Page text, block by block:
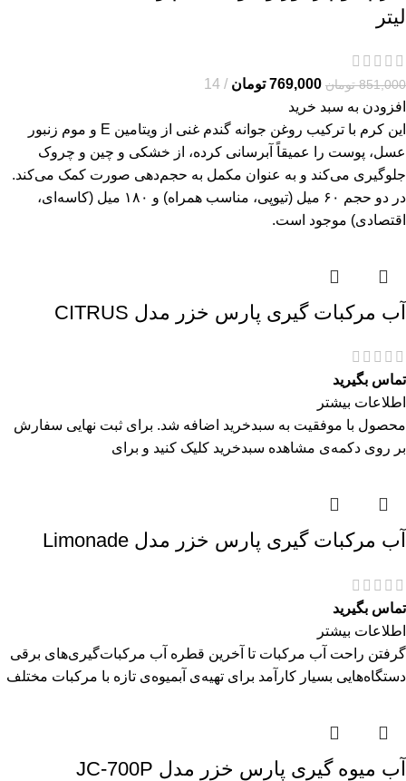
لیتر
851,000 تومان 769,000 تومان
14
افزودن به سبد خرید
این کرم با ترکیب روغن جوانه گندم غنی از ویتامین E و موم زنبور
عسل، پوست را عمیقاً آبرسانی کرده، از خشکی و چین و چروک
جلوگیری می‌کند و به عنوان مکمل به حجم‌دهی صورت کمک می‌کند.
در دو حجم ۶۰ میل (تیوپی، مناسب همراه) و ۱۸۰ میل (کاسه‌ای،
اقتصادی) موجود است.
آب مرکبات گیری پارس خزر مدل CITRUS
تماس بگیرید
اطلاعات بیشتر
محصول با موفقیت به سبدخرید اضافه شد. برای ثبت نهایی سفارش
بر روی دکمه‌ی مشاهده سبدخرید کلیک کنید و برای
آب مرکبات گیری پارس خزر مدل Limonade
تماس بگیرید
اطلاعات بیشتر
گرفتن راحت آب مرکبات تا آخرین قطره آب مرکبات‌گیری‌های برقی
دستگاه‌هایی بسیار کارآمد برای تهیه‌ی آبمیوه‌ی تازه با مرکبات مختلف
آب میوه گیری پارس خزر مدل JC-700P